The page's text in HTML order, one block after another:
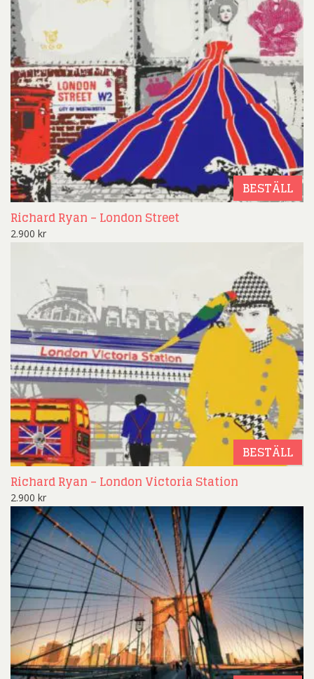
BESTÄLL
Richard Ryan – London Street
2.900 kr
BESTÄLL
Richard Ryan – London Victoria Station
2.900 kr